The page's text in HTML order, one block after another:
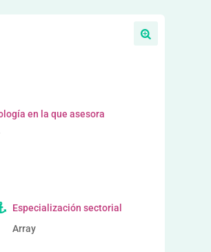
en la que asesora
Especialización sectorial
Array